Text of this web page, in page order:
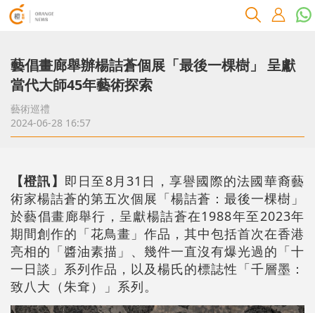
藝倡畫廊舉辦楊詰蒼個展「最後一棵樹」 呈獻
當代大師45年藝術探索
藝術巡禮
2024-06-28 16:57
【橙訊】 即日至8月31日，享譽國際的法國華裔藝
術家楊詰蒼的第五次個展「楊詰蒼：最後一棵樹」
於藝倡畫廊舉行，呈獻楊詰蒼在1988年至2023年
期間創作的「花鳥畫」作品，其中包括首次在香港
亮相的「醬油素描」、幾件一直沒有爆光過的「十
一日談」系列作品，以及楊氏的標誌性「千層墨：
致八大（朱耷）」系列。